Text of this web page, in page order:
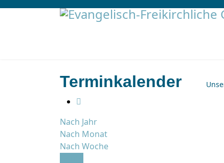
Terminkalender
Nach Jahr
Nach Monat
Nach Woche